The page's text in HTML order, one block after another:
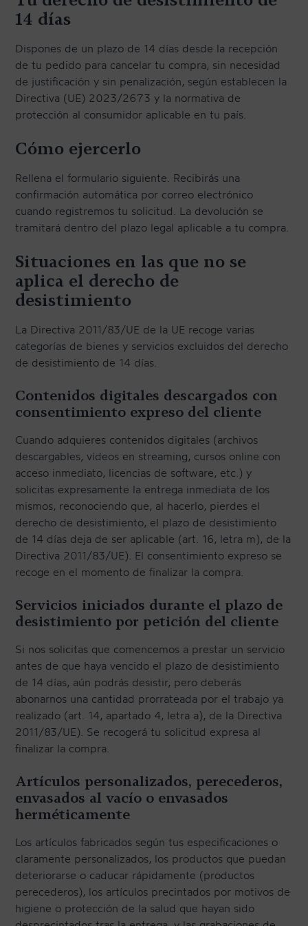
TRANSPORTE Y ALMACENAJE
SISTEMA SILENT
RESTAURACIÓN
NOSOTROS
EQUIPO
MEDIOS
SHOWROOMS
BLOG
CONTACTO
NEWSLETTER
14 días
Dispones de un plazo de 14 días desde la recepción
de tu pedido para cancelar tu compra, sin necesidad
de justificación y sin penalización, según establecen la
Directiva (UE) 2023/2673 y la normativa de
protección al consumidor aplicable en tu país.
Cómo ejercerlo
Rellena el formulario siguiente. Recibirás una
confirmación automática por correo electrónico
cuando registremos tu solicitud. La devolución se
tramitará dentro del plazo legal aplicable a tu compra.
Situaciones en las que no se
aplica el derecho de
desistimiento
La Directiva 2011/83/UE de la UE recoge varias
categorías de bienes y servicios excluidos del derecho
de desistimiento de 14 días.
Contenidos digitales descargados con
consentimiento expreso del cliente
Cuando adquieres contenidos digitales (archivos
descargables, vídeos en streaming, cursos online con
acceso inmediato, licencias de software, etc.) y
solicitas expresamente la entrega inmediata de los
mismos, reconociendo que, al hacerlo, pierdes el
derecho de desistimiento, el plazo de desistimiento
de 14 días deja de ser aplicable (art. 16, letra m), de la
Directiva 2011/83/UE). El consentimiento expreso se
recoge en el momento de finalizar la compra.
Servicios iniciados durante el plazo de
desistimiento por petición del cliente
Si nos solicitas que comencemos a prestar un servicio
antes de que haya vencido el plazo de desistimiento
de 14 días, aún podrás desistir, pero deberás
abonarnos una cantidad prorrateada por el trabajo ya
realizado (art. 14, apartado 4, letra a), de la Directiva
2011/83/UE). Se recogerá tu solicitud expresa al
finalizar la compra.
Artículos personalizados, perecederos,
envasados al vacío o envasados
herméticamente
Los artículos fabricados según tus especificaciones o
claramente personalizados, los productos que puedan
deteriorarse o caducar rápidamente (productos
perecederos), los artículos precintados por motivos de
higiene o protección de la salud que hayan sido